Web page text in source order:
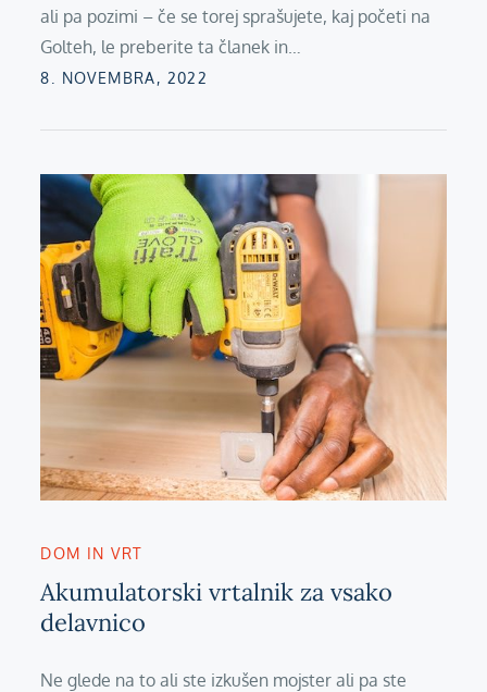
ali pa pozimi – če se torej sprašujete, kaj početi na
Golteh, le preberite ta članek in…
Posted
8. NOVEMBRA, 2022
DOM IN VRT
Akumulatorski vrtalnik za vsako
delavnico
Ne glede na to ali ste izkušen mojster ali pa ste